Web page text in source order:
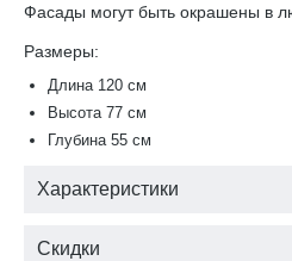
Фасады могут быть окрашены в
Размеры:
Длина 120 см
Высота 77 см
Глубина 55 см
Характеристики
Скидки